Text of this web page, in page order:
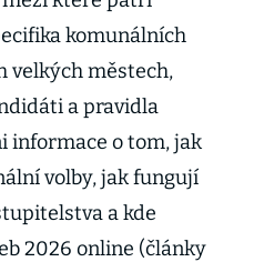
komunálních
velkých městech,
a pravidla
informace o tom, jak
volby, jak fungují
a kde
2026 online (články